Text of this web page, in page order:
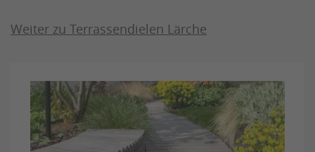
Weiter zu Terrassendielen Lärche